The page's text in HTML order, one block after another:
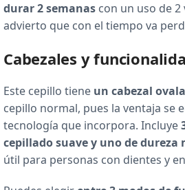
durar 2 semanas con un uso de 2
advierto que con el tiempo va
Cabezales y
Este cepillo tiene un cabezal
cepillo normal, pues la ventaja se
tecnología que incorpora. Incluye
cepillado suave y uno de dureza
útil para personas con dientes y